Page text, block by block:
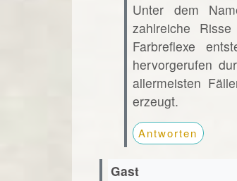
Unter dem
zahlreiche
Farbreflexe
hervorgerufen
allermeisten
erzeugt.
Antworten
Gast